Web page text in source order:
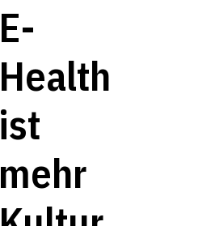
E-
Health
ist
mehr